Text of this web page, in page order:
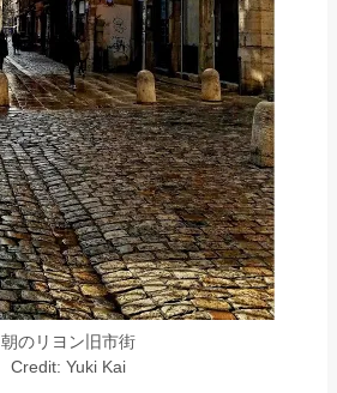
朝のリヨン旧市街
Credit: Yuki Kai